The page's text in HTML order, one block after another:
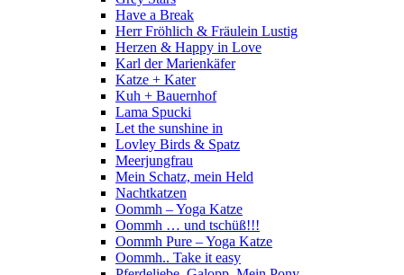
Have a Break
Herr Fröhlich & Fräulein Lustig
Herzen & Happy in Love
Karl der Marienkäfer
Katze + Kater
Kuh + Bauernhof
Lama Spucki
Let the sunshine in
Lovley Birds & Spatz
Meerjungfrau
Mein Schatz, mein Held
Nachtkatzen
Oommh – Yoga Katze
Oommh … und tschüß!!!
Oommh Pure – Yoga Katze
Oommh.. Take it easy